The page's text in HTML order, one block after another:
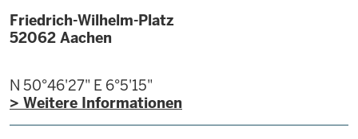
Friedrich-Wilhelm-Platz
52062 Aachen
N 50°46'27" E 6°5'15"
> Weitere Informationen